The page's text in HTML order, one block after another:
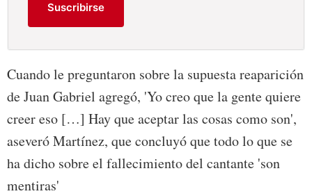
Suscribirse
Cuando le preguntaron sobre la supuesta reaparición
de Juan Gabriel agregó, 'Yo creo que la gente quiere
creer eso […] Hay que aceptar las cosas como son',
aseveró Martínez, que concluyó que todo lo que se
ha dicho sobre el fallecimiento del cantante 'son
mentiras'